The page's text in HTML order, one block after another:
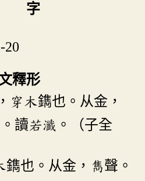
字
20
釋形
，穿木鐫也。从金，
讀若瀸。（子全
鐫也。从金，雋聲。